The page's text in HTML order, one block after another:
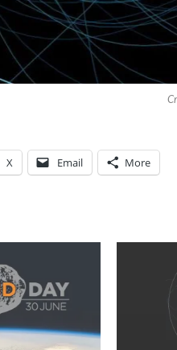
X Email More